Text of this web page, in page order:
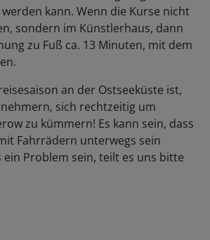
kann. Wenn die Kurse nicht
sondern im Künstlerhaus, dann
zu Fuß ca. 13 Minuten, mit dem
an der Ostseeküste ist,
sich rechtzeitig um
zu kümmern! Es kann sein, dass
Fahrrädern unterwegs sein
ein Problem sein, teilt es uns bitte